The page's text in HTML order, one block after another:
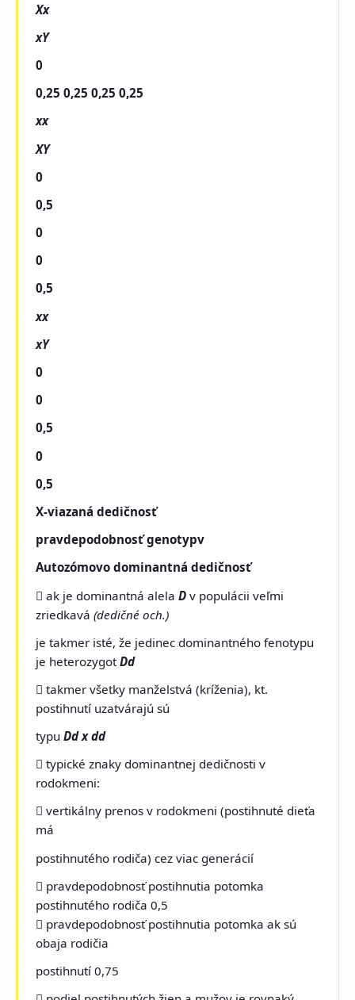
Xx
xY
0
0,25 0,25 0,25 0,25
xx
XY
0
0,5
0
0
0,5
xx
xY
0
0
0,5
0
0,5
X-viazaná dedičnosť
pravdepodobnosť genotypv
Autozómovo dominantná dedičnosť
 ak je dominantná alelaD v populácii veľmi
zriedkavá (dedičné och.)
je takmer isté, že jedinec dominantného fenotypu
je heterozygotDd
 takmer všetky manželstvá (kríženia), kt.
postihnutí uzatvárajú sú
typuDd x dd
 typické znaky dominantnej dedičnosti v
rodokmeni:
 vertikálny prenos v rodokmeni (postihnuté dieťa
má
postihnutého rodiča) cez viac generácií
 pravdepodobnosť postihnutia potomka
postihnutého rodiča 0,5
 pravdepodobnosť postihnutia potomka ak sú
obaja rodičia
postihnutí 0,75